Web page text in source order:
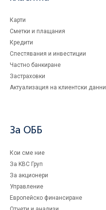
Карти
Сметки и плащания
Кредити
Спестявания и инвестиции
Частно банкиране
Застраховки
Актуализация на клиентски данни
За ОББ
Кои сме ние
За KBC Груп
За акционери
Управление
Европейско финансиране